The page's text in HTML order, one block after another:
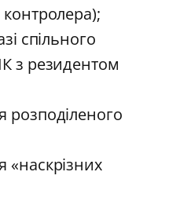
спільного
з резидентом
розподіленого
«наскрізних